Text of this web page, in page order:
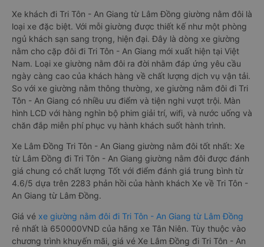
Xe khách đi Tri Tôn - An Giang từ Lâm Đồng giường nằm đôi là
loại xe đặc biệt. Với mỗi giường được thiết kế như một phòng
ngủ khách sạn sang trọng, hiện đại. Đây là dòng xe giường
nằm cho cặp đôi đi Tri Tôn - An Giang mới xuất hiện tại Việt
Nam. Loại xe giường nằm đôi ra đời nhằm đáp ứng yêu cầu
ngày càng cao của khách hàng về chất lượng dịch vụ vận tải.
So với xe giường nằm thông thường, xe giường nằm đôi đi Tri
Tôn - An Giang có nhiều ưu điểm và tiện nghi vượt trội. Màn
hình LCD với hàng nghìn bộ phim giải trí, wifi, và nước uống và
chăn đắp miễn phí phục vụ hành khách suốt hành trình.
Xe Lâm Đồng Tri Tôn - An Giang giường nằm đôi tốt nhất: Xe
từ Lâm Đồng đi Tri Tôn - An Giang giường nằm đôi được đánh
giá chung có chất lượng Tốt với điểm đánh giá trung bình từ
4.6/5 dựa trên 2283 phản hồi của hành khách Xe về Tri Tôn -
An Giang từ Lâm Đồng.
Giá vé xe giường nằm đôi đi Tri Tôn - An Giang từ Lâm Đồng
rẻ nhất là 650000VND của hãng xe Tân Niên. Tùy thuộc vào
chương trình khuyến mãi, giá vé Xe Lâm Đồng đi Tri Tôn - An